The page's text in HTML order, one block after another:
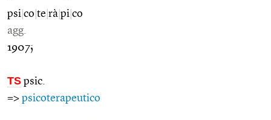
psi co te rà pi co
agg.
1907;
TS psic.
=> psicoterapeutico